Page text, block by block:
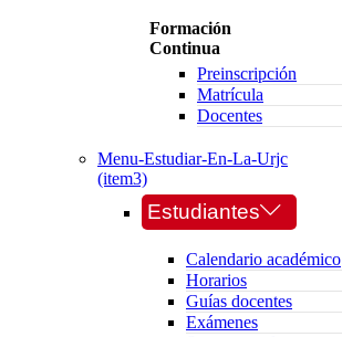
Formación
Continua
Preinscripción
Matrícula
Docentes
Menu-Estudiar-En-La-Urjc
(item3)
Estudiantes
Calendario académico
Horarios
Guías docentes
Exámenes